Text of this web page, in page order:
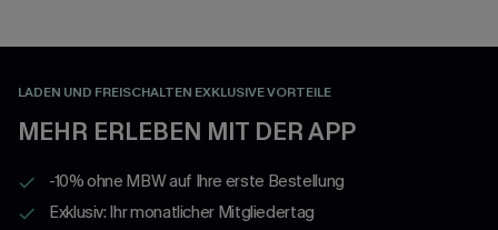
LADEN UND FREISCHALTEN EXKLUSIVE VORTEILE
MEHR ERLEBEN MIT DER APP
-10% ohne MBW auf Ihre erste Bestellung
Exklusiv: Ihr monatlicher Mitgliedertag